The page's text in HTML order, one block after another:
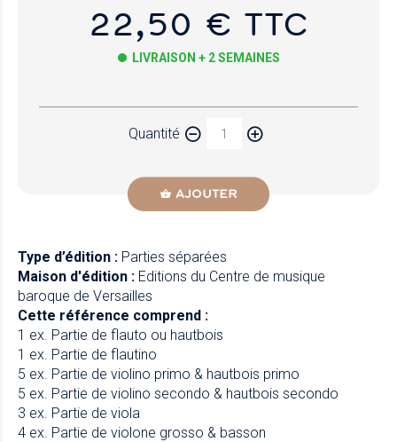
22,50 € TTC
LIVRAISON + 2 SEMAINES
Quantité
AJOUTER
Type d’édition : Parties séparées
Maison d'édition : Editions du Centre de musique
baroque de Versailles
Cette référence comprend :
1 ex. Partie de flauto ou hautbois
1 ex. Partie de flautino
5 ex. Partie de violino primo & hautbois primo
5 ex. Partie de violino secondo & hautbois secondo
3 ex. Partie de viola
4 ex. Partie de violone grosso & basson